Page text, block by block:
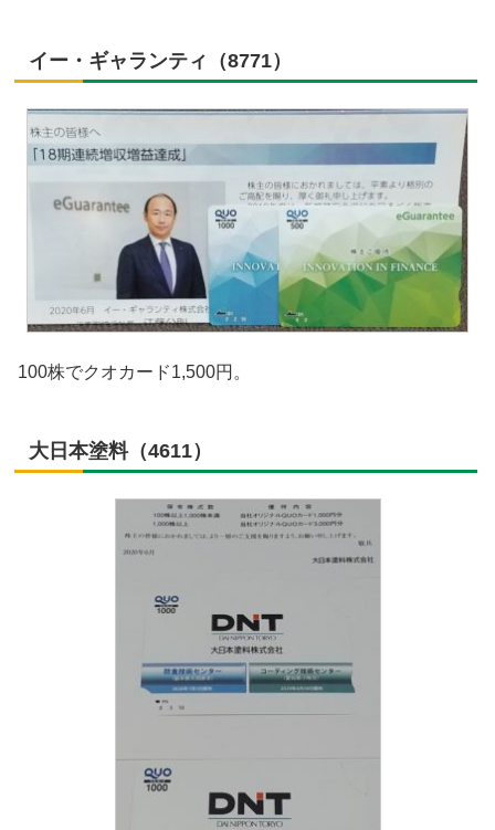
イー・ギャランティ（8771）
100株でクオカード1,500円。
大日本塗料（4611）